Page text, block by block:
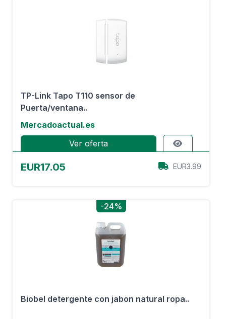
TP-Link Tapo T110 sensor de
Puerta/ventana..
Mercadoactual.es
Ver oferta
EUR17.05 EUR3.99
-24%
Biobel detergente con jabon natural ropa..